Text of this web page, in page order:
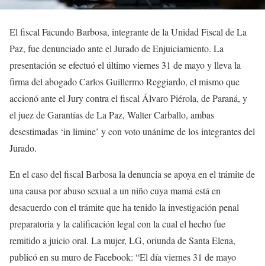
El fiscal Facundo Barbosa, integrante de la Unidad Fiscal de La
Paz, fue denunciado ante el Jurado de Enjuiciamiento. La
presentación se efectuó el último viernes 31 de mayo y lleva la
firma del abogado Carlos Guillermo Reggiardo, el mismo que
accionó ante el Jury contra el fiscal Álvaro Piérola, de Paraná, y
el juez de Garantías de La Paz, Walter Carballo, ambas
desestimadas ‘in limine’ y con voto unánime de los integrantes del
Jurado.
En el caso del fiscal Barbosa la denuncia se apoya en el trámite de
una causa por abuso sexual a un niño cuya mamá está en
desacuerdo con el trámite que ha tenido la investigación penal
preparatoria y la calificación legal con la cual el hecho fue
remitido a juicio oral. La mujer, LG, oriunda de Santa Elena,
publicó en su muro de Facebook: “El día viernes 31 de mayo